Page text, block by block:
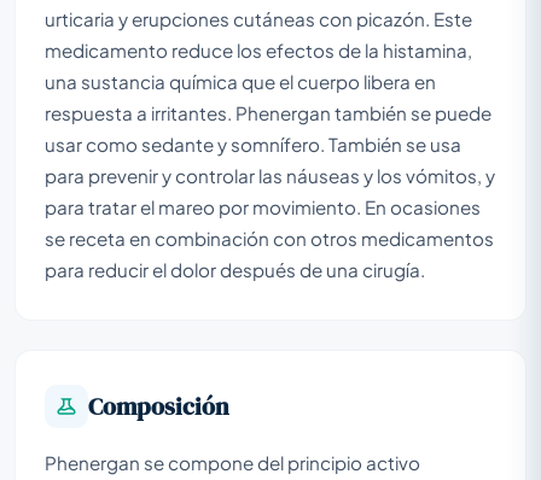
urticaria y erupciones cutáneas con picazón. Este
medicamento reduce los efectos de la histamina,
una sustancia química que el cuerpo libera en
respuesta a irritantes. Phenergan también se puede
usar como sedante y somnífero. También se usa
para prevenir y controlar las náuseas y los vómitos, y
para tratar el mareo por movimiento. En ocasiones
se receta en combinación con otros medicamentos
para reducir el dolor después de una cirugía.
Composición
Phenergan se compone del principio activo